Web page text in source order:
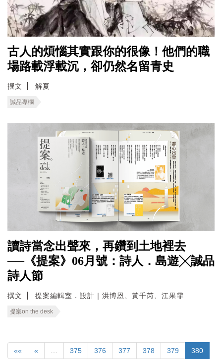
古人的煩惱其實跟你的很像！他們的職
場路載浮載沉，卻仍然名留青史
撰文 解夏
誠品專欄
讀詩當念出聲來，再鑽到土地裡去
──《提案》06月號：詩人．島遊╳誠品
詩人節
撰文 提案編輯室．設計｜洪博恩、黃千芮、江果霏
提案on the desk
«« « 375 376 377 378 379 380